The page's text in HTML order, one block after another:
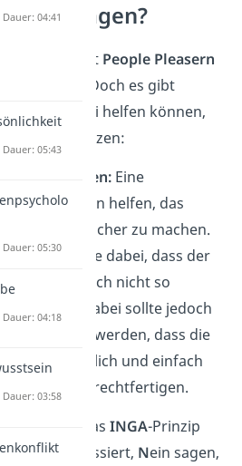
„Nein“ sagen?
zu sagen, fällt People Pleasern
schwer. Doch es gibt
, die dabei helfen können,
zu setzen:
begründen:Eine
kann helfen, das
verständlicher zu machen.
hilft sie dabei, dass der
Pleaser sich nicht so
fühlt. Dabei sollte jedoch
geachtet werden, dass die
ehrlich und einfach
ohne sich zu rechtfertigen.
Das INGA-Prinzip
für „Interessiert, Nein sagen,
04:41
Dauer: 05:43
05:30
04:18
03:58